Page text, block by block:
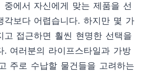
중에서 자신에게 맞는 제품을 선
각보다 어렵습니다. 하지만 몇 가
고 접근하면 훨씬 현명한 선택을
. 여러분의 라이프스타일과 가방
주로 수납할 물건들을 고려하는